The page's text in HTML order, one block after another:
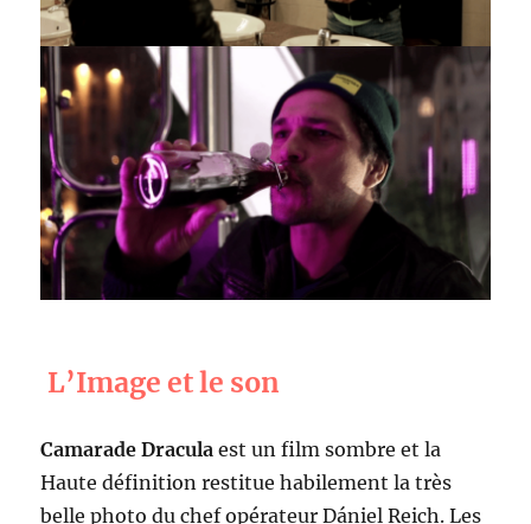
L’Image et le son
Camarade Draculaest un film sombre et la
Haute définition restitue habilement la très
belle photo du chef opérateur Dániel Reich. Les